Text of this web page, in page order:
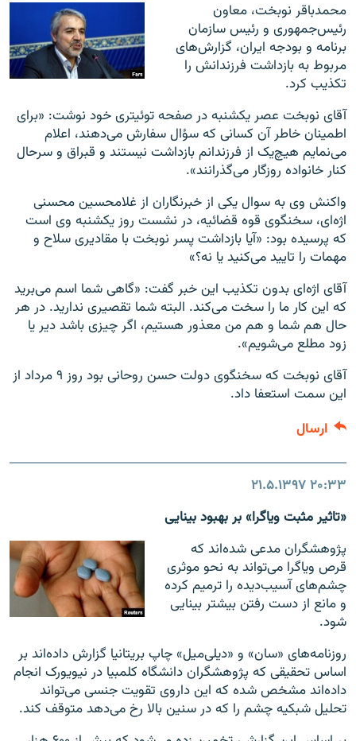
محمدباقر نوبخت، معاون
رئیس‌جمهوری و رئیس سازمان
برنامه و بودجه ایران، گزارش‌های
مربوط به بازداشت فرزندانش را
تکذیب کرد.
آقای نوبخت عصر یکشنبه در صفحه توئیتری خود نوشت: «برای
اطمينان خاطر آن کسانی که سؤال سفارش می‌دهند، اعلام
می‌نمايم هيچ‌یک از فرزندانم بازداشت نيستند و قبراق و سرحال
كنار خانواده روزگار می‌گذرانند».
واکنش وی به سوال یکی از خبرنگاران از غلامحسین محسنی
اژه‌ای، سخنگوی قوه قضائیه، در نشست روز یکشنبه وی است
که پرسیده بود: «آیا بازداشت پسر نوبخت با مقادیری سلاح و
مهمات را تایید می‌کنید یا نه؟»
آقای اژه‌ای بدون تکذیب این خبر گفت: «گاهی شما اسم می‌برید
که این کار ما را سخت می‌کند. البته شما تقصیری ندارید. در هر
حال هم شما و هم من معذور هستیم، اگر چیزی باشد دیر یا
زود مطلع می‌شویم».
آقای نوبخت که سخنگوی دولت حسن روحانی بود روز ۹ مرداد از
این سمت استعفا داد.
ارسال
۲۰:۳۳۲۱.۵.۱۳۹۷
«تاثیر مثبت ویاگرا» بر بهبود بینایی
پژوهشگران مدعی شده‌اند که
قرص ویاگرا می‌تواند به نحو موثری
چشم‌های آسیب‌دیده را ترمیم کرده
و مانع از دست رفتن بیشتر بینایی
شود.
روزنامه‌های «سان» و «دیلی‌میل» چاپ بریتانیا گزارش داده‌اند بر
اساس تحقیقی که پژوهشگران دانشگاه کلمبیا در نیویورک انجام
داده‌اند مشخص شده که این داروی تقویت جنسی می‌تواند
‌تحلیل شبکیه چشم را که در سنین بالا رخ می‌دهد متوقف کند.